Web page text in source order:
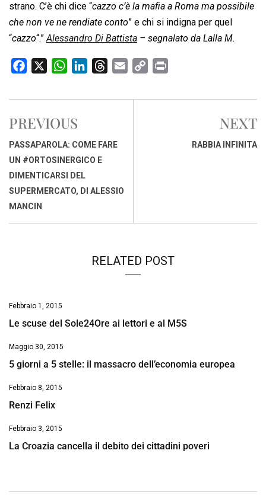
strano. C’è chi dice “cazzo c’è la mafia a Roma ma possibile
che non ve ne rendiate conto” e chi si indigna per quel
“cazzo“.”Alessandro Di Battista – segnalato da Lalla M.
c
b
o
o
k
W
a
s
A
p
p
n
d
I
r
d
a
p
i
PREVIOUS
PASSAPAROLA: COME FARE
UN #ORTOSINERGICO E
DIMENTICARSI DEL
SUPERMERCATO, DI ALESSIO
MANCIN
NEXT
RABBIA INFINITA
RELATED POST
Febbraio 1, 2015
Le scuse del Sole24Ore ai lettori e al M5S
Maggio 30, 2015
5 giorni a 5 stelle: il massacro dell’economia europea
Febbraio 8, 2015
Renzi Felix
Febbraio 3, 2015
La Croazia cancella il debito dei cittadini poveri